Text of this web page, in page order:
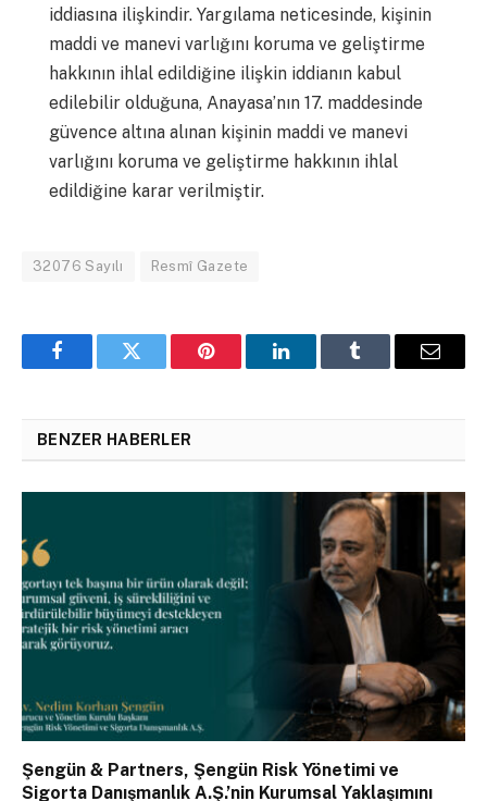
iddiasına ilişkindir. Yargılama neticesinde, kişinin
maddi ve manevi varlığını koruma ve geliştirme
hakkının ihlal edildiğine ilişkin iddianın kabul
edilebilir olduğuna, Anayasa’nın 17. maddesinde
güvence altına alınan kişinin maddi ve manevi
varlığını koruma ve geliştirme hakkının ihlal
edildiğine karar verilmiştir.
32076 Sayılı Resmî Gazete
FacebookTwitter Pinterest LinkedInTumblr Email
BENZER HABERLER
Şengün & Partners, Şengün Risk Yönetimi ve
Sigorta Danışmanlık A.Ş.’nin Kurumsal Yaklaşımını